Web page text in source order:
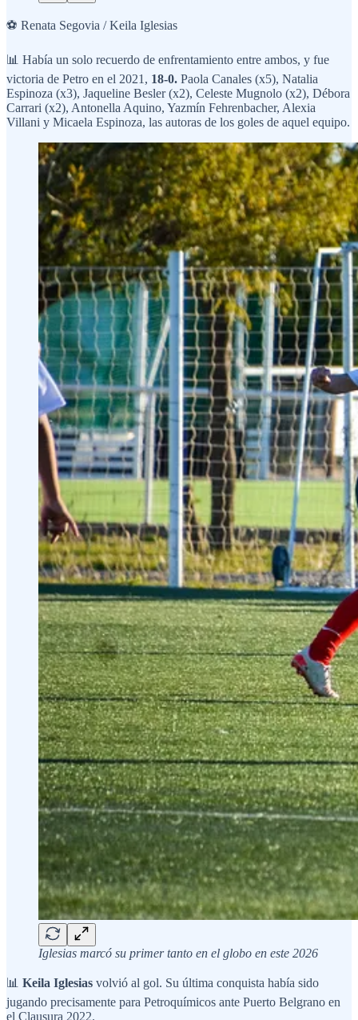
⚽ Renata Segovia / Keila Iglesias
📊 Había un solo recuerdo de enfrentamiento entre ambos, y fue
victoria de Petro en el 2021, 18-0. Paola Canales (x5), Natalia
Espinoza (x3), Jaqueline Besler (x2), Celeste Mugnolo (x2), Débora
Carrari (x2), Antonella Aquino, Yazmín Fehrenbacher, Alexia
Villani y Micaela Espinoza, las autoras de los goles de aquel equipo.
Iglesias marcó su primer tanto en el globo en este 2026
📊 Keila Iglesias volvió al gol. Su última conquista había sido
jugando precisamente para Petroquímicos ante Puerto Belgrano en
el Clausura 2022.